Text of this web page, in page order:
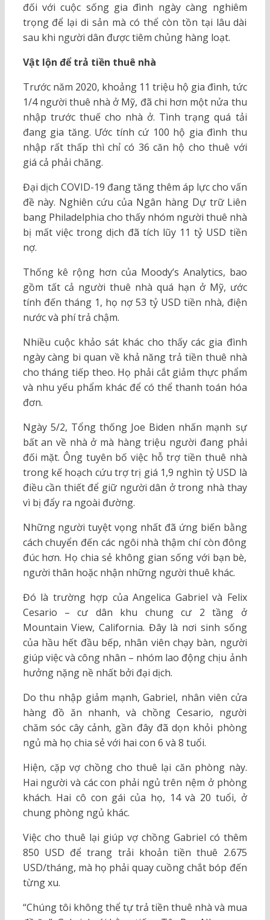
đối với cuộc sống gia đình ngày càng nghiêm
trọng để lại di sản mà có thể còn tồn tại lâu dài
sau khi người dân được tiêm chủng hàng loạt.
Vật lộn để trả tiền thuê nhà
Trước năm 2020, khoảng 11 triệu hộ gia đình, tức
1/4 người thuê nhà ở Mỹ, đã chi hơn một nửa thu
nhập trước thuế cho nhà ở. Tình trạng quá tải
đang gia tăng. Ước tính cứ 100 hộ gia đình thu
nhập rất thấp thì chỉ có 36 căn hộ cho thuê với
giá cả phải chăng.
Đại dịch COVID-19 đang tăng thêm áp lực cho vấn
đề này. Nghiên cứu của Ngân hàng Dự trữ Liên
bang Philadelphia cho thấy nhóm người thuê nhà
bị mất việc trong dịch đã tích lũy 11 tỷ USD tiền
nợ.
Thống kê rộng hơn của Moody’s Analytics, bao
gồm tất cả người thuê nhà quá hạn ở Mỹ, ước
tính đến tháng 1, họ nợ 53 tỷ USD tiền nhà, điện
nước và phí trả chậm.
Nhiều cuộc khảo sát khác cho thấy các gia đình
ngày càng bi quan về khả năng trả tiền thuê nhà
cho tháng tiếp theo. Họ phải cắt giảm thực phẩm
và nhu yếu phẩm khác để có thể thanh toán hóa
đơn.
Ngày 5/2, Tổng thống Joe Biden nhấn mạnh sự
bất an về nhà ở mà hàng triệu người đang phải
đối mặt. Ông tuyên bố việc hỗ trợ tiền thuê nhà
trong kế hoạch cứu trợ trị giá 1,9 nghìn tỷ USD là
điều cần thiết để giữ người dân ở trong nhà thay
vì bị đẩy ra ngoài đường.
Những người tuyệt vọng nhất đã ứng biến bằng
cách chuyển đến các ngôi nhà thậm chí còn đông
đúc hơn. Họ chia sẻ không gian sống với bạn bè,
người thân hoặc nhận những người thuê khác.
Đó là trường hợp của Angelica Gabriel và Felix
Cesario – cư dân khu chung cư 2 tầng ở
Mountain View, California. Đây là nơi sinh sống
của hầu hết đầu bếp, nhân viên chạy bàn, người
giúp việc và công nhân – nhóm lao động chịu ảnh
hưởng nặng nề nhất bởi đại dịch.
Do thu nhập giảm mạnh, Gabriel, nhân viên cửa
hàng đồ ăn nhanh, và chồng Cesario, người
chăm sóc cây cảnh, gần đây đã dọn khỏi phòng
ngủ mà họ chia sẻ với hai con 6 và 8 tuổi.
Hiện, cặp vợ chồng cho thuê lại căn phòng này.
Hai người và các con phải ngủ trên nệm ở phòng
khách. Hai cô con gái của họ, 14 và 20 tuổi, ở
chung phòng ngủ khác.
Việc cho thuê lại giúp vợ chồng Gabriel có thêm
850 USD để trang trải khoản tiền thuê 2.675
USD/tháng, mà họ phải quay cuồng chắt bóp đến
từng xu.
“Chúng tôi không thể tự trả tiền thuê nhà và mua